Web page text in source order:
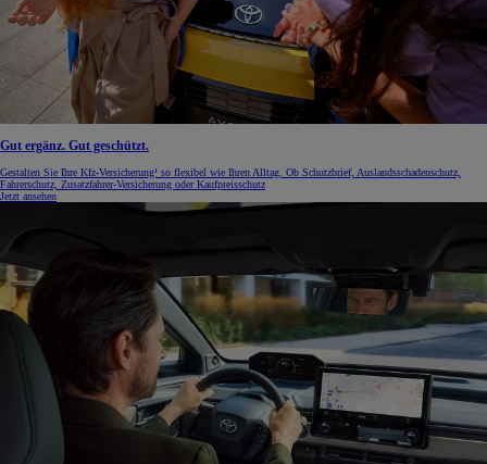
Gut ergänz. Gut geschützt.
Gestalten Sie Ihre Kfz-Versicherung¹ so flexibel wie Ihren Alltag. Ob Schutzbrief, Auslandsschadenschutz,
Fahrerschutz, Zusatzfahrer-Versicherung oder Kaufpreisschutz
Jetzt ansehen